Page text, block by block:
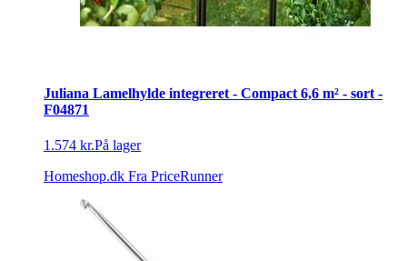
Juliana Lamelhylde integreret - Compact 6,6 m² - sort -
F04871
1.574 kr.På lager
Homeshop.dk Fra PriceRunner